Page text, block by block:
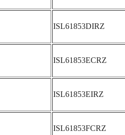
ISL61853DIRZ
ISL61853ECRZ
ISL61853EIRZ
ISL61853FCRZ